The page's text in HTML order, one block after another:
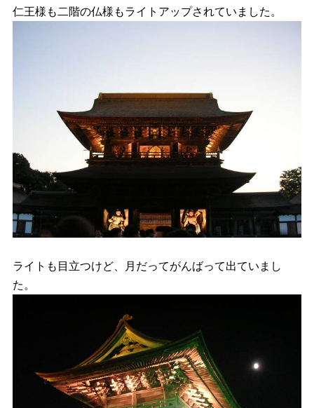
仁王様も二階の仏様もライトアップされていました。
ライトも目立つけど、月だってがんばって出ていまし
た。